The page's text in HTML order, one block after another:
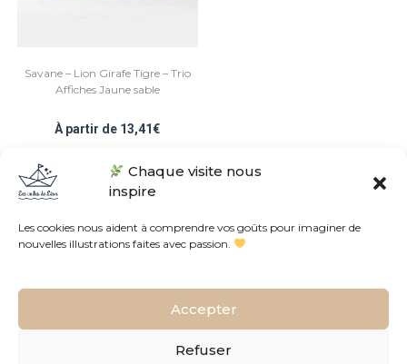
Chaque visite nous
inspire
Les cookies nous aident à comprendre vos goûts pour imaginer de
nouvelles illustrations faites avec passion.
Accepter
Refuser
Savane – Lion Girafe Tigre – Trio
Affiches Jaune sable
À partir de 13,41€
4.93
sur 5
Conditions Générales de Vente
Politique de confidentialités
L’histoire de l’atelier
Contact
France